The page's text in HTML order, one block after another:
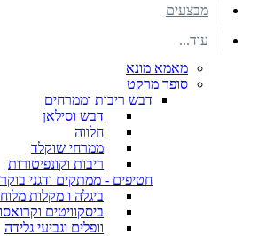
מבצעים
עוד...
מאמא מונא
סופר מרקט
דבש ריבות וממרחים
דבש וסילאן
חלווה
ממרחי שוקלד
ריבות וקונפיטורות
חטיפים - ממתקים ודגני בוקר
ביגלה ו מקלות
ביסקוויטים
וופלים וגביעי גלידה